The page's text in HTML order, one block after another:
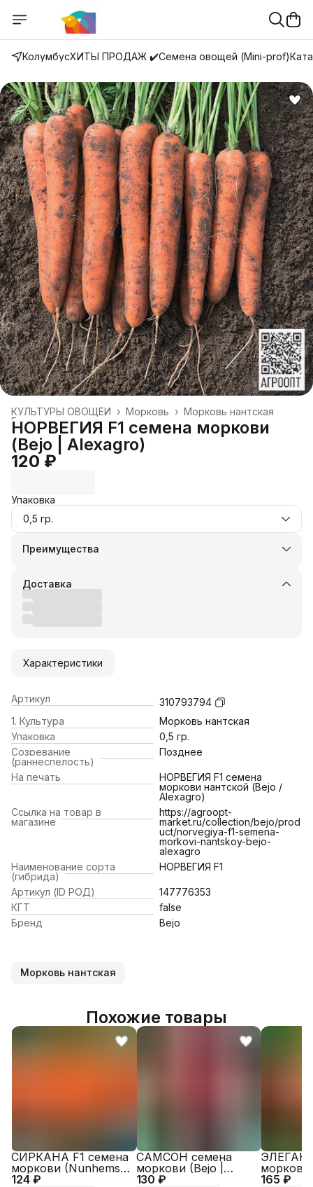
КолумбусХИТЫ ПРОДАЖ ✔️Семена овощей (Mini-prof)
Морковь нантская
Морковь ›
КУЛЬТУРЫ ОВОЩЕЙ ›
Главная ›
НОРВЕГИЯ F1 семена моркови
(Bejo | Alexagro)
120 ₽
Упаковка
0,5 гр.
Преимущества
Оплата частями в Сплит
Удобный возврат
Доставка
Характеристики
Артикул
310793794
1. Культура
Морковь нантская
Упаковка
0,5 гр.
Созревание
(раннеспелость)
Позднее
На печать
НОРВЕГИЯ F1 семена
моркови нантской (Bejo /
Alexagro)
Ссылка на товар в
магазине
https://agroopt-
market.ru/collection/bejo/prod
uct/norvegiya-f1-semena-
morkovi-nantskoy-bejo-
alexagro
Наименование сорта
(гибрида)
НОРВЕГИЯ F1
Артикул (ID РОД)
147776353
КГТ
false
Бренд
Bejo
Морковь нантская
Похожие товары
124 ₽
СИРКАНА F1 семена
моркови (Nunhems |
Alexagro)
130 ₽
САМСОН семена
моркови (Bejo |
Alexagro)
165 ₽
моркови
Alexagro)